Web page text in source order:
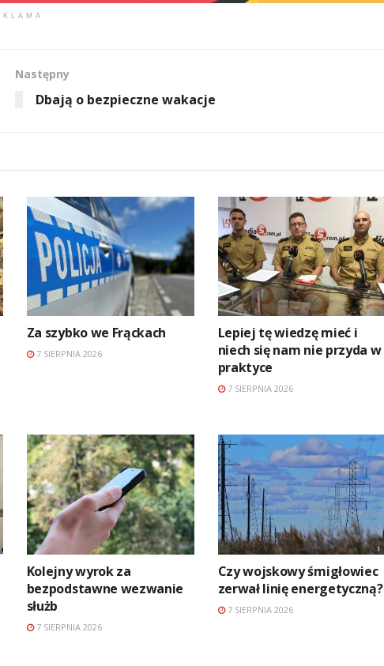
Następny
Dbają o bezpieczne wakacje
Za szybko we Frąckach
7 SIERPNIA 2026
Lepiej tę wiedzę mieć i
niech się nam nie przyda w
praktyce
7 SIERPNIA 2026
Kolejny wyrok za
bezpodstawne wezwanie
służb
7 SIERPNIA 2026
Czy wojskowy śmigłowiec
zerwał linię energetyczną?
7 SIERPNIA 2026